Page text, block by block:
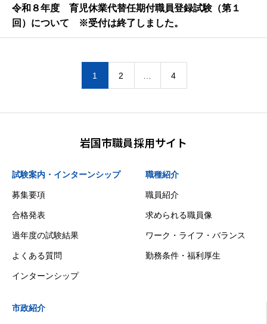
令和８年度 育児休業代替任期付職員登録試験（第１
回）について ※受付は終了しました。
1 2 4
岩国市職員採用サイト
試験案内・インターンシップ
募集要項
合格発表
過年度の試験結果
よくある質問
インターンシップ
職種紹介
職員紹介
求められる職員像
ワーク・ライフ・バランス
勤務条件・福利厚生
市政紹介